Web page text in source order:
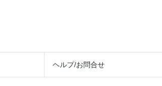
ヘルプ/お問合せ